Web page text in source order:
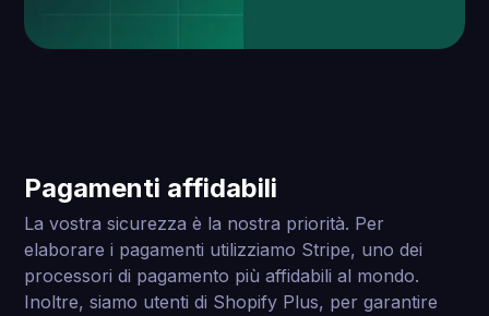
garantito.
Pagamenti affidabili
La vostra sicurezza è la nostra priorità. Per
elaborare i pagamenti utilizziamo Stripe, uno dei
processori di pagamento più affidabili al mondo.
Inoltre, siamo utenti di Shopify Plus, per garantire